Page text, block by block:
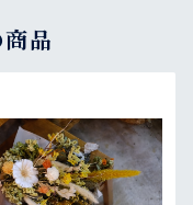
品